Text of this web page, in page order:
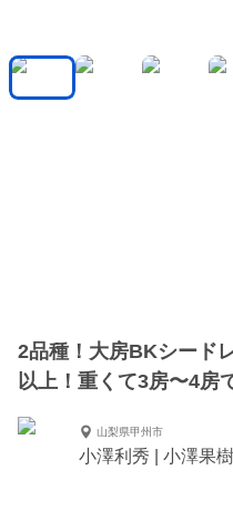
2品種！大房BKシード
以上！重くて3房〜4房
山梨県甲州市
小澤利秀 | 小澤果